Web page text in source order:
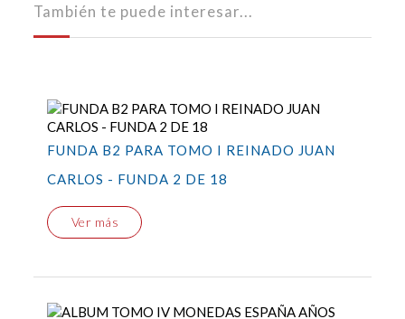
También te puede interesar...
FUNDA B2 PARA TOMO I REINADO JUAN
CARLOS - FUNDA 2 DE 18
Ver más